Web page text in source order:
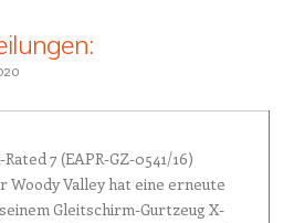
7 (EAPR-GZ-0541/16)
Woody Valley hat eine erneute
Gleitschirm-Gurtzeug X-